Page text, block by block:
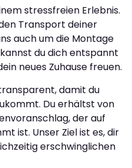
stressfreien Erlebnis.
Transport deiner
auch um die Montage
du dich entspannt
neues Zuhause freuen.
damit du
Du erhältst von
der auf
ist. Unser Ziel ist es, dir
erschwinglichen